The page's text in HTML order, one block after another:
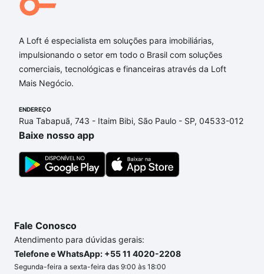
Qual o preço de Imóveis à venda em rua doutor jose
Aqui na Loft temos a oferta ideal para você, com
Imóveis à venda em rua doutor jose esteves
rodrigues - Itapoã, Belo Horizonte, MG que custam
financiamento imobiliário as parcelas podem se
adequar ao seu orçamento. Se ainda tem alguma
dúvida dos custos envolvidos no processo de
compra, veja em nosso portal quanto custa comprar
um apartamento e conte com a gente para comprar
A Loft é especialista em soluções para imobiliárias,
impulsionando o setor em todo o Brasil com soluções
comerciais, tecnológicas e financeiras através da Loft
Mais Negócio.
ENDEREÇO
Rua Tabapuã, 743 - Itaim Bibi, São Paulo - SP, 04533-012
Baixe nosso app
Fale Conosco
Atendimento para dúvidas gerais:
Telefone e WhatsApp: +55 11 4020-2208
Segunda-feira a sexta-feira das 9:00 às 18:00